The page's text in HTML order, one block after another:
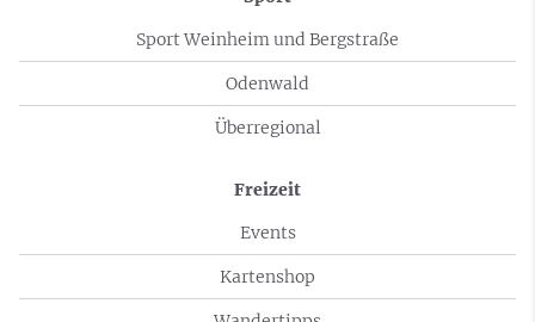
Sport Weinheim und Bergstraße
Odenwald
Überregional
Freizeit
Events
Kartenshop